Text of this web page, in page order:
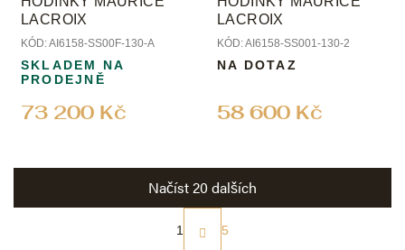
LACROIX
KÓD:AI6158-SS00F-130-A
73 200 Kč
SKLADEM NA
PRODEJNĚ
LACROIX
KÓD:AI6158-SS001-130-2
58 600 Kč
NA DOTAZ
Načíst 20 dalších
S
t
1 5